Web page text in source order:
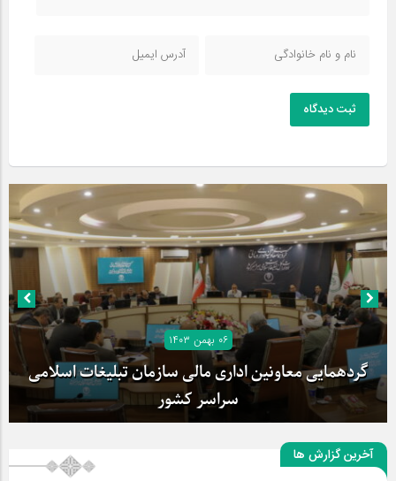
ثبت دیدگاه
۰۶ بهمن ۱۴۰۳
گردهمایی معاونین اداری مالی سازمان تبلیغات اسلامی
سراسر کشور
آخرین گزارش ها